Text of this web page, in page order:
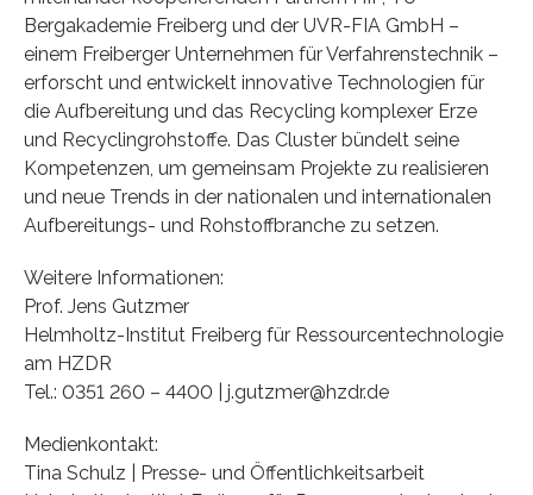
Bergakademie Freiberg und der UVR-FIA GmbH –
einem Freiberger Unternehmen für Verfahrenstechnik –
erforscht und entwickelt innovative Technologien für
die Aufbereitung und das Recycling komplexer Erze
und Recyclingrohstoffe. Das Cluster bündelt seine
Kompetenzen, um gemeinsam Projekte zu realisieren
und neue Trends in der nationalen und internationalen
Aufbereitungs- und Rohstoffbranche zu setzen.
Weitere Informationen:
Prof. Jens Gutzmer
Helmholtz-Institut Freiberg für Ressourcentechnologie
am HZDR
Tel.: 0351 260 – 4400 | j.gutzmer@hzdr.de
Medienkontakt:
Tina Schulz | Presse- und Öffentlichkeitsarbeit